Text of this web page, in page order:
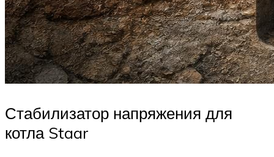
Стабилизатор напряжения для
котла Staar